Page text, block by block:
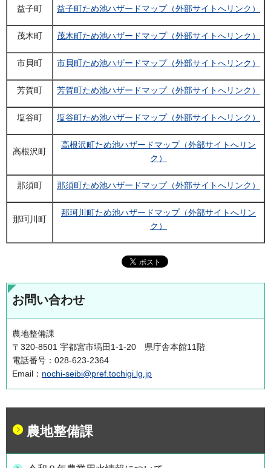
益子町 益子町ため池ハザードマップ（外部サイトへリンク）
茂木町 茂木町ため池ハザードマップ（外部サイトへリンク）
市貝町 市貝町ため池ハザードマップ（外部サイトへリンク）
芳賀町 芳賀町ため池ハザードマップ（外部サイトへリンク）
塩谷町 塩谷町ため池ハザードマップ（外部サイトへリンク）
高根沢町
高根沢町ため池ハザードマップ（外部サイトへリン
ク）
那須町 那須町ため池ハザードマップ（外部サイトへリンク）
那珂川町
那珂川町ため池ハザードマップ（外部サイトへリン
ク）
お問い合わせ
農地整備課
〒320-8501 宇都宮市塙田1-1-20 県庁舎本館11階
電話番号：028-623-2364
Email： nochi-seibi@pref.tochigi.lg.jp
農地整備課